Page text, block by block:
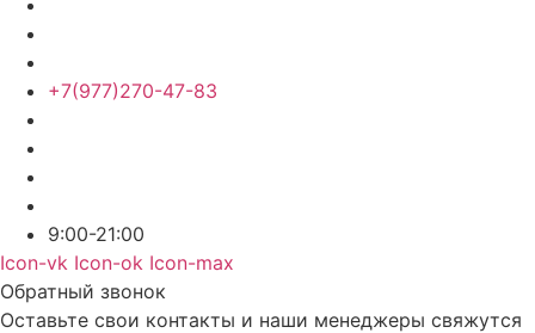
+7(977)270-47-83
9:00-21:00
Icon-vk Icon-ok Icon-max
Обратный звонок
Оставьте свои контакты и наши менеджеры свяжутся